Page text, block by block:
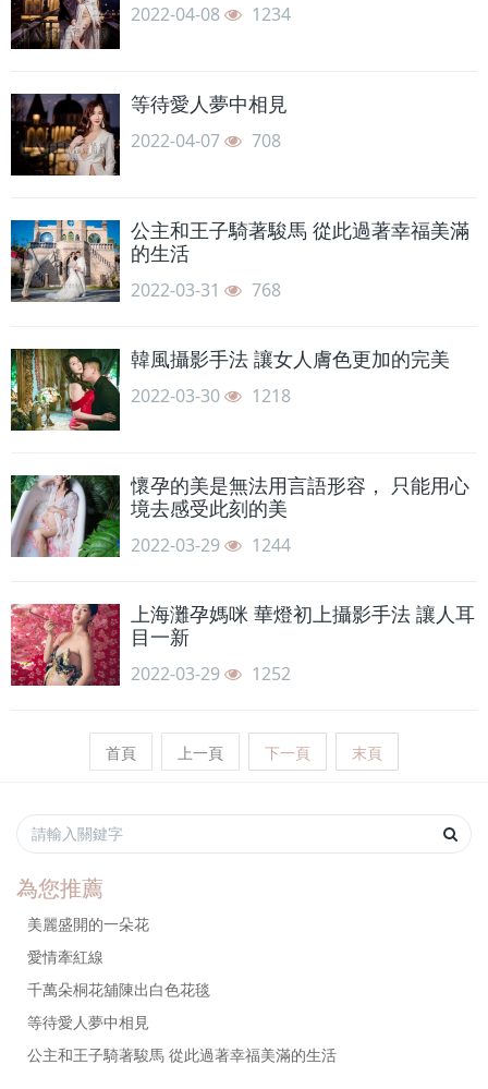
2022-04-08 1234
等待愛人夢中相見
2022-04-07 708
公主和王子騎著駿馬 從此過著幸福美滿
的生活
2022-03-31 768
韓風攝影手法 讓女人膚色更加的完美
2022-03-30 1218
懷孕的美是無法用言語形容， 只能用心
境去感受此刻的美
2022-03-29 1244
上海灘孕媽咪 華燈初上攝影手法 讓人耳
目一新
2022-03-29 1252
首頁 上一頁 下一頁 末頁
為您推薦
美麗盛開的一朵花
愛情牽紅線
千萬朵桐花舖陳出白色花毯
等待愛人夢中相見
公主和王子騎著駿馬 從此過著幸福美滿的生活